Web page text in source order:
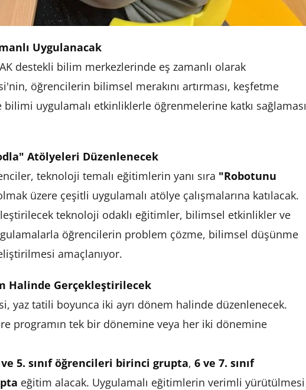
Uygulanacak
destekli bilim merkezlerinde eş zamanlı olarak
öğrencilerin bilimsel merakını artırması, keşfetme
bilimi uygulamalı etkinliklerle öğrenmelerine katkı sağlaması
Atölyeleri Düzenlenecek
teknoloji temalı eğitimlerin yanı sıra "Robotunu
üzere çeşitli uygulamalı atölye çalışmalarına katılacak.
teknoloji odaklı eğitimler, bilimsel etkinlikler ve
öğrencilerin problem çözme, bilimsel düşünme
amaçlanıyor.
Halinde Gerçekleştirilecek
yaz tatili boyunca iki ayrı dönem halinde düzenlenecek.
programın tek bir dönemine veya her iki dönemine
ve 5. sınıf öğrencileri birinci grupta, 6 ve 7. sınıf
eğitim alacak. Uygulamalı eğitimlerin verimli yürütülmesi